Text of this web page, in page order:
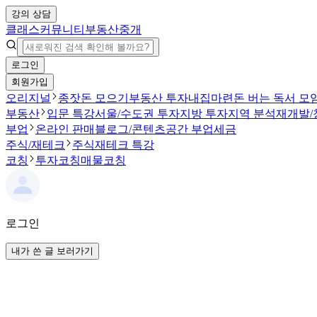
강의 상담
클래스커뮤니티 부동산중개
로그인
회원가입
오리지널 종잣돈 모으기 부동산 투자내집마련 돈 버는 독서 모
부동산
입문 특강서울/수도권 투자지방 투자지역 분석재개발/
부업
온라인 판매 블로그/콘텐츠공간 부업세금
주식/재테크
주식재테크 특강
코칭
투자코칭매물코칭
로그인
내가 쓴 글 보러가기